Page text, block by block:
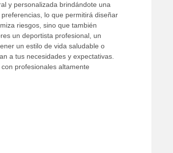
y personalizada brindándote una
lo que permitirá diseñar
riesgos, sino que también
un deportista profesional, un
un estilo de vida saludable o
a tus necesidades y expectativas.
profesionales altamente